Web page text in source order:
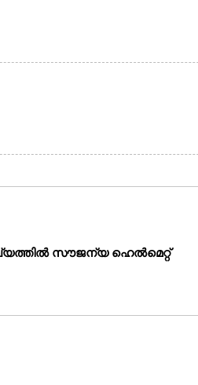
സൗജന്യ ഹെൽമെറ്റ്